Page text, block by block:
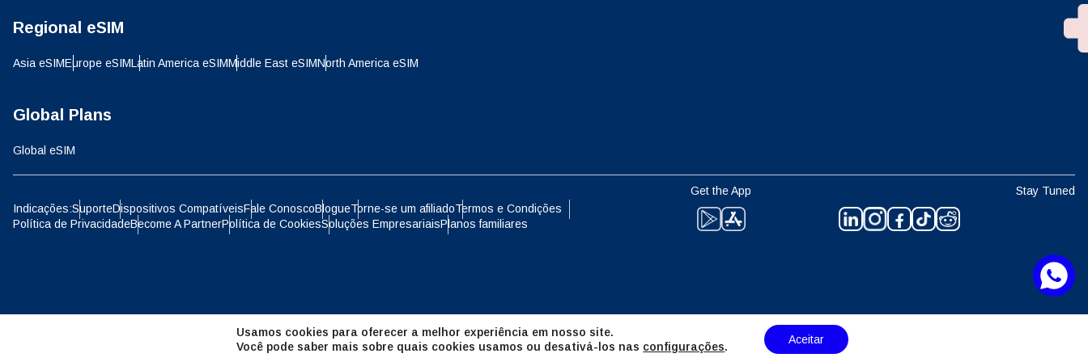
Regional eSIM
Asia eSIMEurope eSIMLatin America eSIMMiddle East eSIMNorth America eSIM
Global Plans
Global eSIM
Indicações:SuporteDispositivos CompatíveisFale ConoscoBlogueTorne-se um afiliadoTermos e Condições
Política de PrivacidadeBecome A PartnerPolítica de CookiesSoluções EmpresariaisPlanos familiares
Get the App Stay Tuned
Polski
简体中文 繁體中文
CAD - Dólar Canadense
CHF - Franco Suíço NZD - Dólar Neozelandês
Usamos cookies para oferecer a melhor experiência em nosso site.
Você pode saber mais sobre quais cookies usamos ou desativá-los nas configurações.
Aceitar